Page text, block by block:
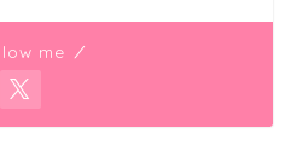
me ／